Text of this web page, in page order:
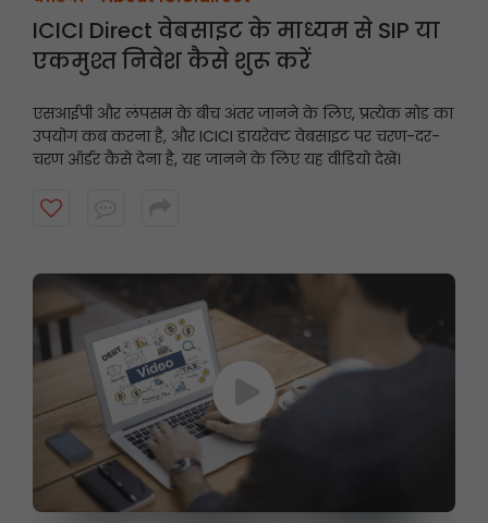
ICICI Direct वेबसाइट के माध्यम से SIP या
एकमुश्त निवेश कैसे शुरू करें
एसआईपी और लंपसम के बीच अंतर जानने के लिए, प्रत्येक मोड का
उपयोग कब करना है, और ICICI डायरेक्ट वेबसाइट पर चरण-दर-
चरण ऑर्डर कैसे देना है, यह जानने के लिए यह वीडियो देखें।